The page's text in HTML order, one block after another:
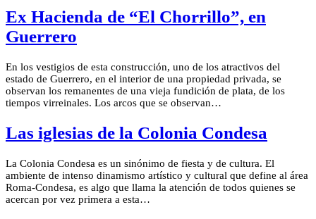
Ex Hacienda de “El Chorrillo”, en
Guerrero
En los vestigios de esta construcción, uno de los atractivos del
estado de Guerrero, en el interior de una propiedad privada, se
observan los remanentes de una vieja fundición de plata, de los
tiempos virreinales. Los arcos que se observan…
Las iglesias de la Colonia Condesa
La Colonia Condesa es un sinónimo de fiesta y de cultura. El
ambiente de intenso dinamismo artístico y cultural que define al área
Roma-Condesa, es algo que llama la atención de todos quienes se
acercan por vez primera a esta…